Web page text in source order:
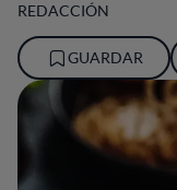
REDACCIÓN
GUARDAR